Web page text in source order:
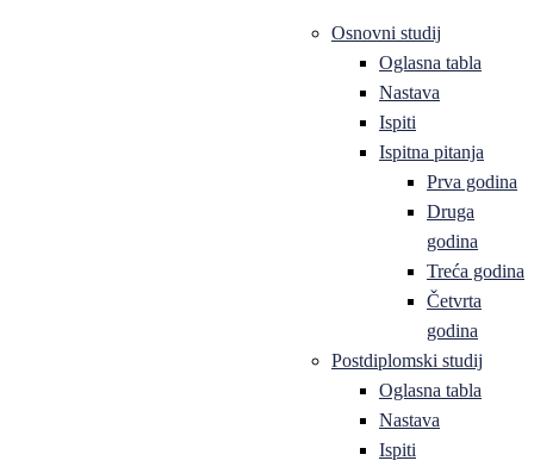
Osnovni studij
Oglasna tabla
Nastava
Ispiti
Ispitna pitanja
Prva godina
Druga
godina
Treća godina
Četvrta
godina
Postdiplomski studij
Oglasna tabla
Nastava
Ispiti